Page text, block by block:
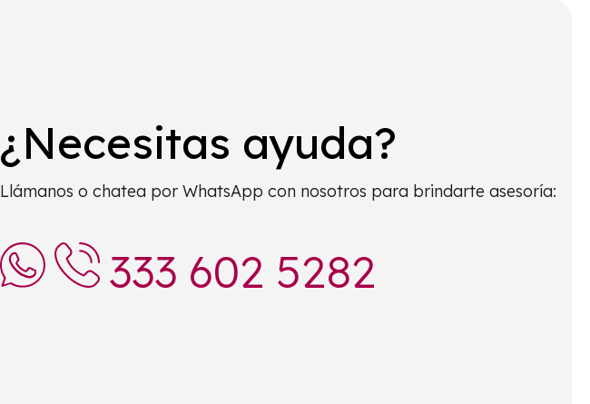
¿Necesitas ayuda?
Llámanos o chatea por WhatsApp con nosotros para brindarte asesoría:
333 602 5282